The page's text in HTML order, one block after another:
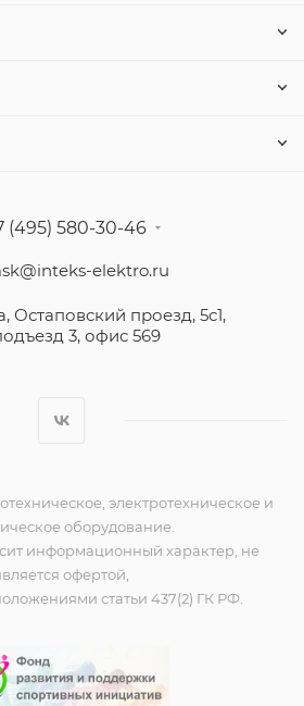
(495) 580-30-46
elektro.ru
Остаповский проезд, 5с1,
3, офис 569
электротехническое и
оборудование.
информационный характер, не
офертой,
статьи 437(2) ГК РФ.